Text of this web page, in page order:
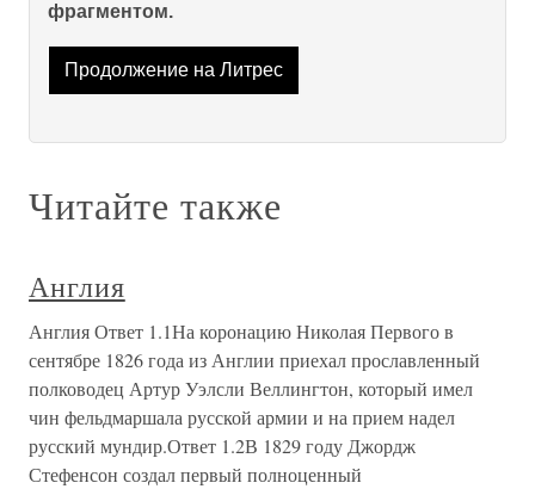
фрагментом.
Продолжение на Литрес
Читайте также
Англия
Англия Ответ 1.1На коронацию Николая Первого в
сентябре 1826 года из Англии приехал прославленный
полководец Артур Уэлсли Веллингтон, который имел
чин фельдмаршала русской армии и на прием надел
русский мундир.Ответ 1.2В 1829 году Джордж
Стефенсон создал первый полноценный